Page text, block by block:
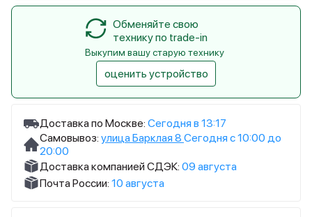
Доставка по Москве: Сегодня в 13:17
Самовывоз: улица Барклая 8 Сегодня с 10:00 до
20:00
Доставка компанией СДЭК: 09 августа
Почта России: 10 августа
Обменяйте свою
технику по trade-in
Выкупим вашу старую технику
оценить устройство